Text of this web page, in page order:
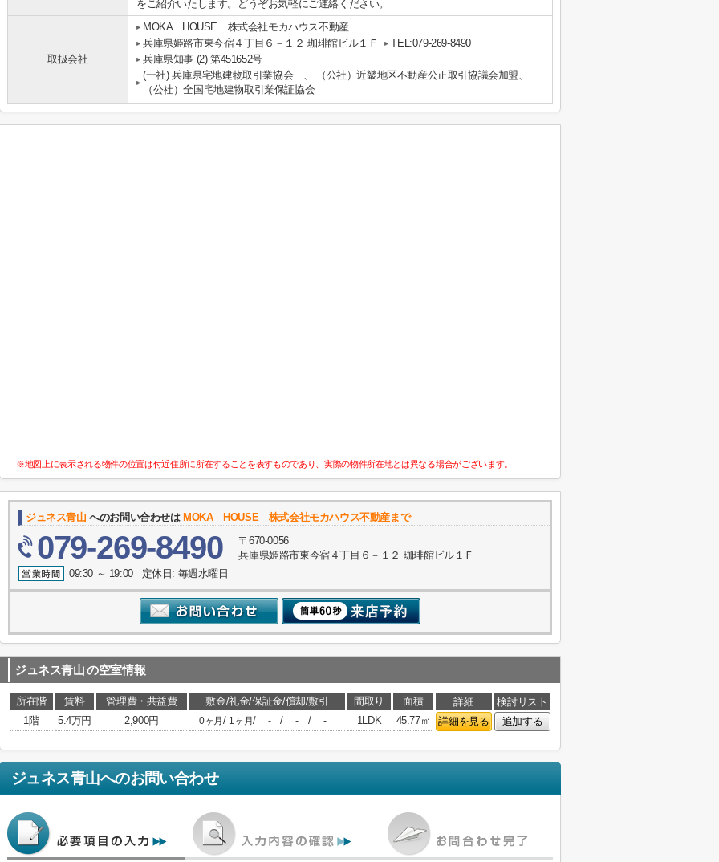
をご紹介いたします。どうぞお気軽にご連絡ください。
取扱会社
MOKA HOUSE 株式会社モカハウス不動産
兵庫県姫路市東今宿４丁目６－１２ 珈琲館ビル１Ｆ
TEL:079-269-8490
兵庫県知事 (2) 第451652号
(一社) 兵庫県宅地建物取引業協会 、 （公社）近畿地区不動産公正取引協議会加盟、
（公社）全国宅地建物取引業保証協会
※地図上に表示される物件の位置は付近住所に所在することを表すものであり、実際の物件所在地とは異なる場合がございます。
ジュネス青山 へのお問い合わせは MOKA HOUSE 株式会社モカハウス不動産まで
079-269-8490
〒670-0056
兵庫県姫路市東今宿４丁目６－１２ 珈琲館ビル１Ｆ
09:30 ～ 19:00 定休日: 毎週水曜日
ジュネス青山 の空室情報
所在階 賃料 管理費・共益費 敷金/礼金/保証金/償却/敷引 間取り 面積 詳細
検討リスト
1階
5.4万円 2,900円 0ヶ月/ 1ヶ月/ - / - / - 1LDK 45.77㎡ 詳細を見る 追加する
ジュネス青山へのお問い合わせ